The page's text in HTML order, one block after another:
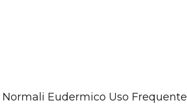
Eudermico Uso Frequente